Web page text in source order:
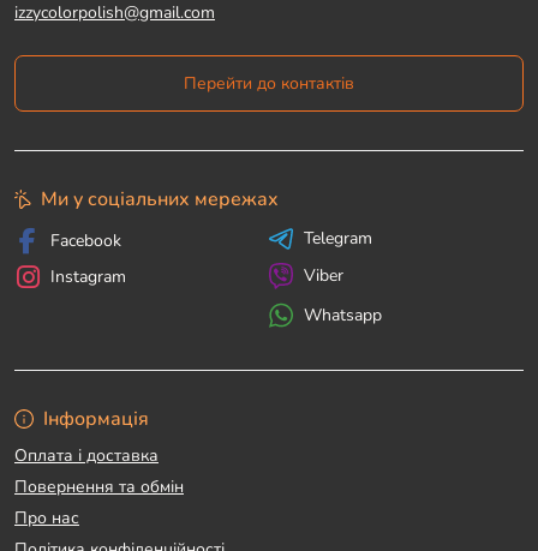
izzycolorpolish@gmail.com
Перейти до контактів
Інформація
Оплата і доставка
Повернення та обмін
Про нас
Ми у соціальних мережах
Facebook
Instagram
Telegram
Viber
Whatsapp